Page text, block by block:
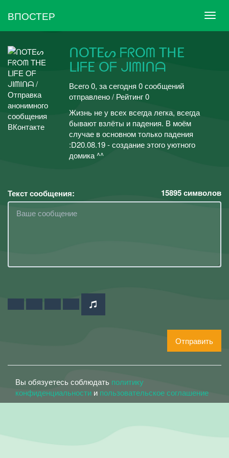
ВПОСТЕР
ᑎOTEᔕ ᖴᖇOᗰ TᕼE
ᒪIᖴE Oᖴ ᒍIᗰIᑎᗩ
Всего 0, за сегодня 0 сообщений
отправлено / Рейтинг 0
Жизнь не у всех всегда легка, всегда
бывают взлёты и падения. В моём
случае в основном только падения
:D20.08.19 - создание этого уютного
домика ^^
Текст сообщения: 15895символов
Отправить
Вы обязуетесь соблюдать политику
конфиденциальности и пользовательское соглашение